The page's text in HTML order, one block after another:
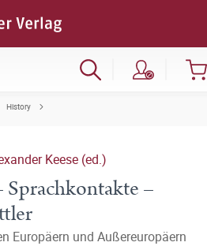
History
Keese (ed.)
Sprachkontakte –
Europäern und Außereuropäern